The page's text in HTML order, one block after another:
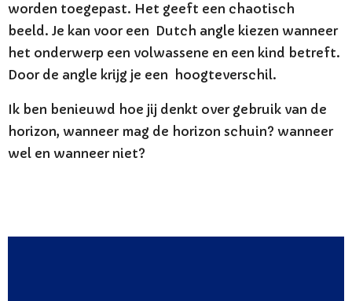
worden toegepast. Het geeft een chaotisch
beeld. Je kan voor een Dutch angle kiezen wanneer
het onderwerp een volwassene en een kind betreft.
Door de angle krijg je een hoogteverschil.
Ik ben benieuwd hoe jij denkt over gebruik van de
horizon, wanneer mag de horizon schuin? wanneer
wel en wanneer niet?